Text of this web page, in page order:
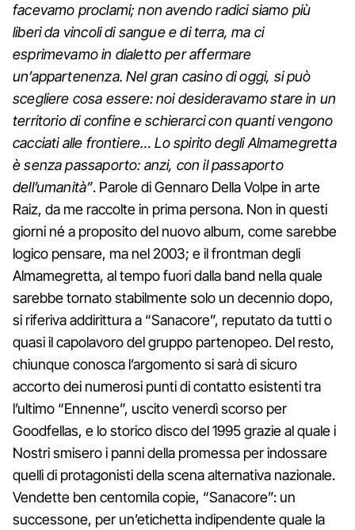
facevamo proclami; non avendo radici siamo più
liberi da vincoli di sangue e di terra, ma ci
esprimevamo in dialetto per affermare
un’appartenenza. Nel gran casino di oggi, si può
scegliere cosa essere: noi desideravamo stare in un
territorio di confine e schierarci con quanti vengono
cacciati alle frontiere… Lo spirito degli Almamegretta
è senza passaporto: anzi, con il passaporto
dell’umanità”. Parole di Gennaro Della Volpe in arte
Raiz, da me raccolte in prima persona. Non in questi
giorni né a proposito del nuovo album, come sarebbe
logico pensare, ma nel 2003; e il frontman degli
Almamegretta, al tempo fuori dalla band nella quale
sarebbe tornato stabilmente solo un decennio dopo,
si riferiva addirittura a “Sanacore”, reputato da tutti o
quasi il capolavoro del gruppo partenopeo. Del resto,
chiunque conosca l’argomento si sarà di sicuro
accorto dei numerosi punti di contatto esistenti tra
l’ultimo “Ennenne”, uscito venerdì scorso per
Goodfellas, e lo storico disco del 1995 grazie al quale i
Nostri smisero i panni della promessa per indossare
quelli di protagonisti della scena alternativa nazionale.
Vendette ben centomila copie, “Sanacore”: un
successone, per un’etichetta indipendente quale la